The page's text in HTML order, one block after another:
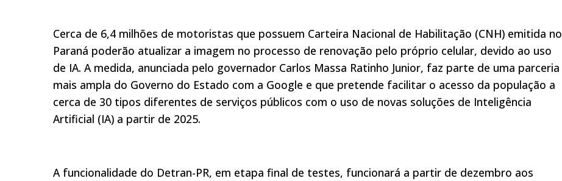
Cerca de 6,4 milhões de motoristas que possuem Carteira Nacional de Habilitação (CNH) emitida no
Paraná poderão atualizar a imagem no processo de renovação pelo próprio celular, devido ao uso
de IA. A medida, anunciada pelo governador Carlos Massa Ratinho Junior, faz parte de uma parceria
mais ampla do Governo do Estado com a Google e que pretende facilitar o acesso da população a
cerca de 30 tipos diferentes de serviços públicos com o uso de novas soluções de Inteligência
Artificial (IA) a partir de 2025.
A funcionalidade do Detran-PR, em etapa final de testes, funcionará a partir de dezembro aos